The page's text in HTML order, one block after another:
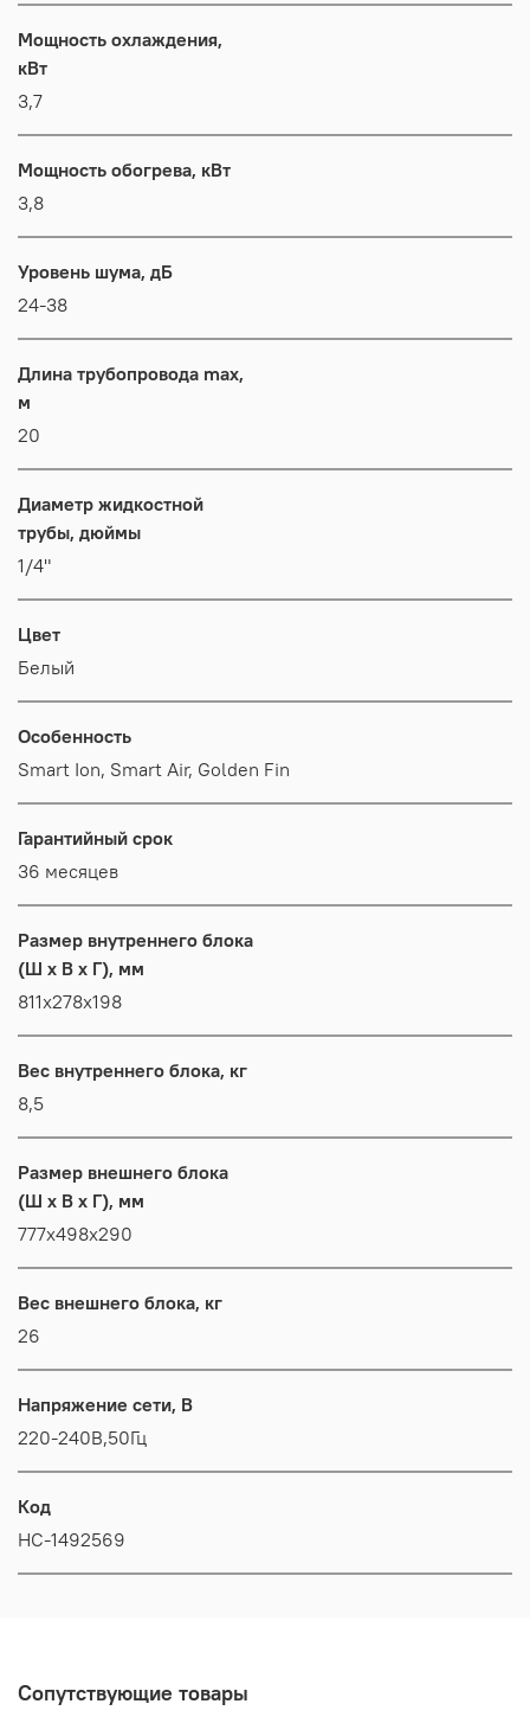
Мощность охлаждения,
кВт
3,7
Мощность обогрева, кВт
3,8
Уровень шума, дБ
24-38
Длина трубопровода max,
м
20
Диаметр жидкостной
трубы, дюймы
1/4"
Цвет
Белый
Особенность
Smart Ion, Smart Air, Golden Fin
Гарантийный срок
36 месяцев
Размер внутреннего блока
(Ш x В x Г), мм
811x278x198
Вес внутреннего блока, кг
8,5
Размер внешнего блока
(Ш x В x Г), мм
777x498x290
Вес внешнего блока, кг
26
Напряжение сети, В
220-240В,50Гц
Код
НС-1492569
Сопутствующие товары